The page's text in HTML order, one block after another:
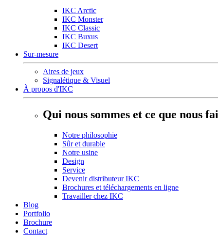
IKC Arctic
IKC Monster
IKC Classic
IKC Buxus
IKC Desert
Sur-mesure
Aires de jeux
Signalétique & Visuel
À propos d'IKC
Qui nous sommes et ce que nous
Notre philosophie
Sûr et durable
Notre usine
Design
Service
Devenir distributeur IKC
Brochures et téléchargements en ligne
Travailler chez IKC
Blog
Portfolio
Brochure
Contact